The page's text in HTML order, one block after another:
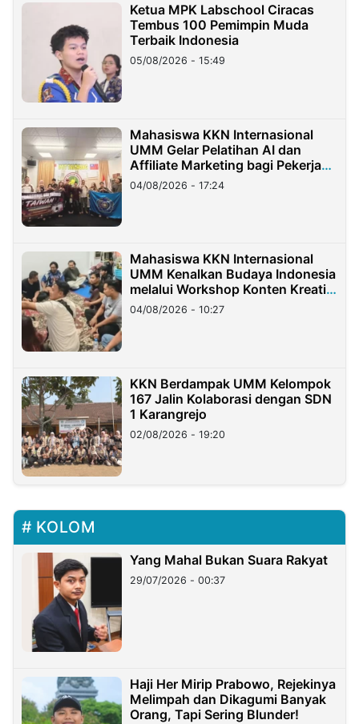
Ketua MPK Labschool Ciracas
Tembus 100 Pemimpin Muda
Terbaik Indonesia
05/08/2026 - 15:49
Mahasiswa KKN Internasional
UMM Gelar Pelatihan AI dan
Affiliate Marketing bagi Pekerja
Migran Indonesia di Taiwan
04/08/2026 - 17:24
Mahasiswa KKN Internasional
UMM Kenalkan Budaya Indonesia
melalui Workshop Konten Kreatif
di Taiwan
04/08/2026 - 10:27
KKN Berdampak UMM Kelompok
167 Jalin Kolaborasi dengan SDN
1 Karangrejo
02/08/2026 - 19:20
KOLOM
Yang Mahal Bukan Suara Rakyat
29/07/2026 - 00:37
Haji Her Mirip Prabowo, Rejekinya
Melimpah dan Dikagumi Banyak
Orang, Tapi Sering Blunder!